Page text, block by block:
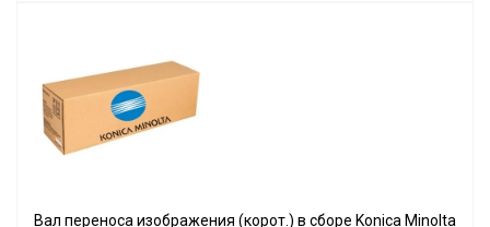
Вал переноса изображения (корот.) в сборе Konica Minolta